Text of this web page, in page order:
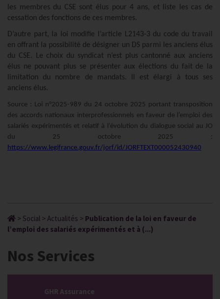
les membres du CSE sont élus pour 4 ans, et liste les cas de
cessation des fonctions de ces membres.
D’autre part, la loi modifie l’article L2143-3 du code du travail
en offrant la possibilité de désigner un DS parmi les anciens élus
du CSE. Le choix du syndicat n’est plus cantonné aux anciens
élus ne pouvant plus se présenter aux élections du fait de la
limitation du nombre de mandats. Il est élargi à tous ses
anciens élus.
Source : Loi n°2025-989 du 24 octobre 2025 portant transposition
des accords nationaux interprofessionnels en faveur de l’emploi des
salariés expérimentés et relatif à l’évolution du dialogue social au JO
du 25 octobre 2025 :
https://www.legifrance.gouv.fr/jorf/id/JORFTEXT000052430940
> Social > Actualités > Publication de la loi en faveur de
l’emploi des salariés expérimentés et à (...)
Nos Services
GHR Assurance